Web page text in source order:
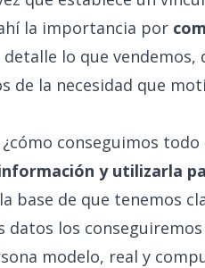
la importancia por
lo que vendemos,
de la necesidad que
conseguimos todo
y utilizarla
base de que tenemos
datos los
modelo, real y